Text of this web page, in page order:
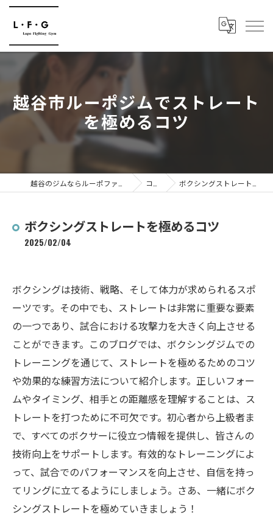
越谷市ルーポジムでストレート
を極めるコツ
コラム ボクシングストレートを極めるコツ
ボクシングストレートを極めるコツ
2025/02/04
ボクシングは技術、戦略、そして体力が求められるスポ
ーツです。その中でも、ストレートは非常に重要な要素
の一つであり、試合における攻撃力を大きく向上させる
ことができます。このブログでは、ボクシングジムでの
トレーニングを通じて、ストレートを極めるためのコツ
や効果的な練習方法について紹介します。正しいフォー
ムやタイミング、相手との距離感を理解することは、ス
トレートを打つために不可欠です。初心者から上級者ま
で、すべてのボクサーに役立つ情報を提供し、皆さんの
技術向上をサポートします。有效的なトレーニングによ
って、試合でのパフォーマンスを向上させ、自信を持っ
てリングに立てるようにしましょう。さあ、一緒にボク
シングストレートを極めていきましょう！